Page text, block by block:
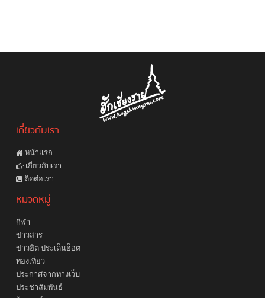
เกี่ยวกับเรา
หน้าแรก
เกี่ยวกับเรา
ติดต่อเรา
หมวดหมู่
กีฬา
ข่าวสาร
ข่าวฮิต ประเด็นฮ็อต
ท่องเที่ยว
ประกาศจากทางเว็บ
ประชาสัมพันธ์